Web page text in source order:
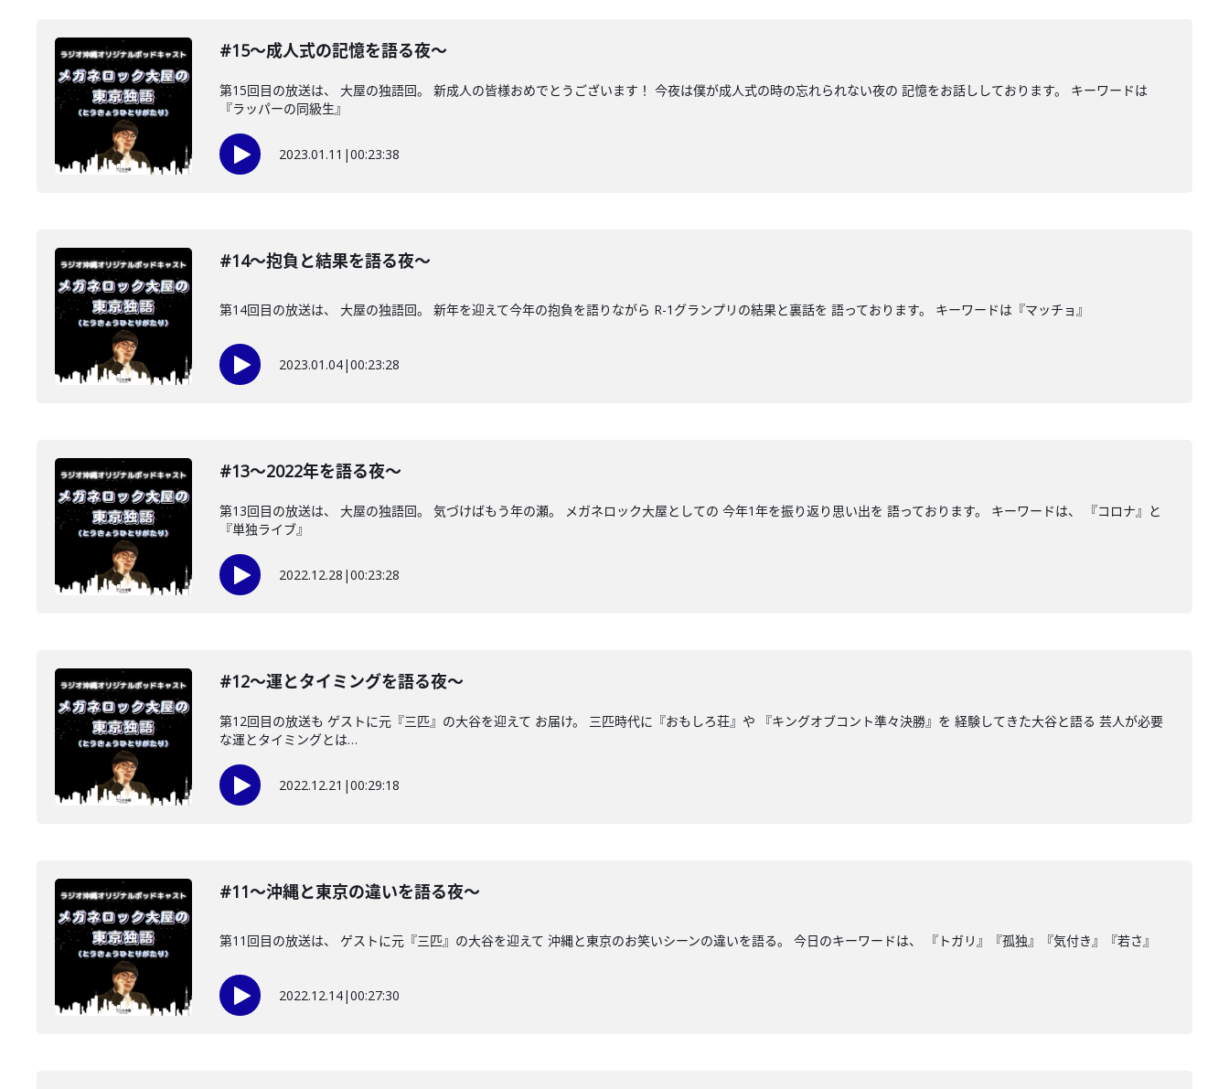
#15〜成人式の記憶を語る夜〜
第15回目の放送は、 大屋の独語回。 新成人の皆様おめでとうございます！ 今夜は僕が成人式の時の忘れられない夜の 記憶をお話ししております。 キーワードは
『ラッパーの同級生』
2023.01.11 |00:23:38
#14〜抱負と結果を語る夜〜
第14回目の放送は、 大屋の独語回。 新年を迎えて今年の抱負を語りながら R-1グランプリの結果と裏話を 語っております。 キーワードは『マッチョ』
2023.01.04|00:23:28
#13〜2022年を語る夜〜
第13回目の放送は、 大屋の独語回。 気づけばもう年の瀬。 メガネロック大屋としての 今年1年を振り返り思い出を 語っております。 キーワードは、 『コロナ』と
『単独ライブ』
2022.12.28 |00:23:28
#12〜運とタイミングを語る夜〜
第12回目の放送も ゲストに元『三匹』の大谷を迎えて お届け。 三匹時代に『おもしろ荘』や 『キングオブコント準々決勝』を 経験してきた大谷と語る 芸人が必要
な運とタイミングとは…
2022.12.21 |00:29:18
#11〜沖縄と東京の違いを語る夜〜
第11回目の放送は、 ゲストに元『三匹』の大谷を迎えて 沖縄と東京のお笑いシーンの違いを語る。 今日のキーワードは、 『トガリ』『孤独』『気付き』『若さ』
2022.12.14|00:27:30